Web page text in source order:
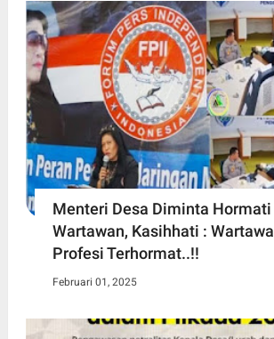
Menteri Desa Diminta
Wartawan, Kasihhati :
Profesi Terhormat..!!
Februari 01, 2025